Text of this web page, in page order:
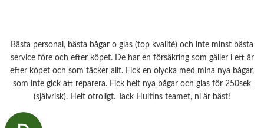
Bästa personal, bästa bågar o glas (top kvalité) och inte minst bästa
service före och efter köpet. De har en försäkring som gäller i ett år
efter köpet och som täcker allt. Fick en olycka med mina nya bågar,
som inte gick att reparera. Fick helt nya bågar och glas för 250sek
(självrisk). Helt otroligt. Tack Hultins teamet, ni är bäst!